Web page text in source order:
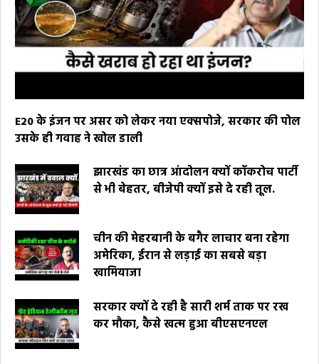
E20 के इंजन पर असर को लेकर नया एक्सपोजे, सरकार की पोल
उसके ही गवाह ने खोल डाली
झारखंड का छात्र आंदोलन क्यों कॉकरोच पार्टी
से भी बेहतर, बीजेपी क्यों इसे दे रही तूल.
चीन की मेहरबानी के बगैर लाचार बना रहेगा
अमेरिका, ईरान से लड़ाई का सबसे बड़ा
खामियाजा
सरकार क्यों दे रही है सारी शर्म ताक पर रख
कर मौका, कैसे खत्म हुआ बीएसएनएल